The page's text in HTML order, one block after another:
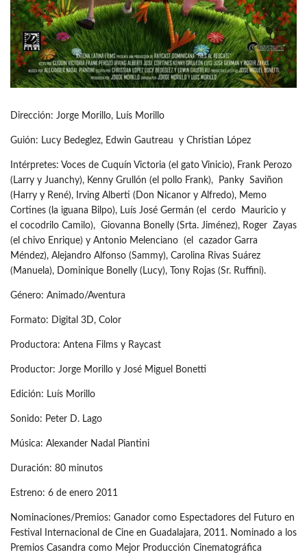
Dirección: Jorge Morillo, Luís Morillo
Guión: Lucy Bedeglez, Edwin Gautreau y Christian López
Intérpretes: Voces de Cuquín Victoria (el gato Vinicio), Frank Perozo
(Larry y Juanchy), Kenny Grullón (el pollo Frank), Panky Saviñon
(Harry y René), Irving Alberti (Don Nicanor y Alfredo), Memo
Cortines (la iguana Bilpo), Luís José Germán (el cerdo Mauricio y
el cocodrilo Camilo), Giovanna Bonelly (Srta. Jiménez), Roger Zayas
(el chivo Enrique) y Antonio Melenciano (el cazador Garra
Méndez), Alejandro Alfonso (Sammy), Carolina Rivas Suárez
(Manuela), Dominique Bonelly (Lucy), Tony Rojas (Sr. Ruffini).
Género: Animado/Aventura
Formato: Digital 3D, Color
Productora: Antena Films y Raycast
Productor: Jorge Morillo y José Miguel Bonetti
Edición: Luís Morillo
Sonido: Peter D. Lago
Música: Alexander Nadal Piantini
Duración: 80 minutos
Estreno: 6 de enero 2011
Nominaciones/Premios: Ganador como Espectadores del Futuro en
Festival Internacional de Cine en Guadalajara, 2011. Nominado a los
Premios Casandra como Mejor Producción Cinematográfica